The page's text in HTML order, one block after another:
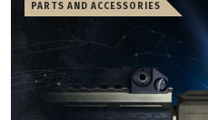
PARTS AND ACCESSORIES